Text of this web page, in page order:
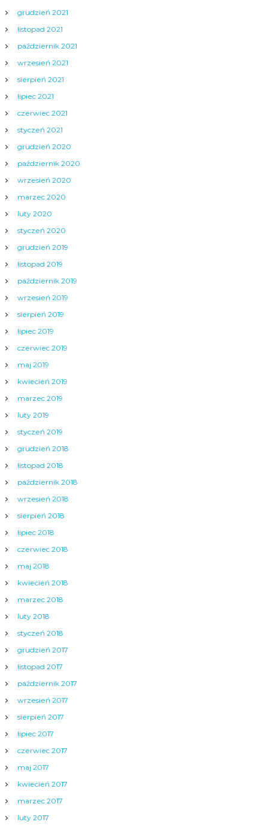
grudzień 2021
listopad 2021
październik 2021
wrzesień 2021
sierpień 2021
lipiec 2021
czerwiec 2021
styczeń 2021
grudzień 2020
październik 2020
wrzesień 2020
marzec 2020
luty 2020
styczeń 2020
grudzień 2019
listopad 2019
październik 2019
wrzesień 2019
sierpień 2019
lipiec 2019
czerwiec 2019
maj 2019
kwiecień 2019
marzec 2019
luty 2019
styczeń 2019
grudzień 2018
listopad 2018
październik 2018
wrzesień 2018
sierpień 2018
lipiec 2018
czerwiec 2018
maj 2018
kwiecień 2018
marzec 2018
luty 2018
styczeń 2018
grudzień 2017
listopad 2017
październik 2017
wrzesień 2017
sierpień 2017
lipiec 2017
czerwiec 2017
maj 2017
kwiecień 2017
marzec 2017
luty 2017